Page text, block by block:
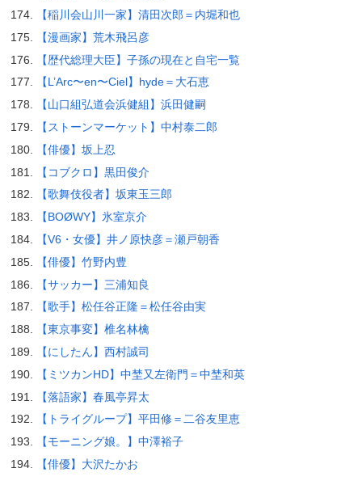
【稲川会山川一家】清田次郎＝内堀和也
【漫画家】荒木飛呂彦
【歴代総理大臣】子孫の現在と自宅一覧
【L’Arc〜en〜Ciel】hyde＝大石恵
【山口組弘道会浜健組】浜田健嗣
【ストーンマーケット】中村泰二郎
【俳優】坂上忍
【コブクロ】黒田俊介
【歌舞伎役者】坂東玉三郎
【BOØWY】氷室京介
【V6・女優】井ノ原快彦＝瀬戸朝香
【俳優】竹野内豊
【サッカー】三浦知良
【歌手】松任谷正隆＝松任谷由実
【東京事変】椎名林檎
【にしたん】西村誠司
【ミツカンHD】中埜又左衛門＝中埜和英
【落語家】春風亭昇太
【トライグループ】平田修＝二谷友里恵
【モーニング娘。】中澤裕子
【俳優】大沢たかお